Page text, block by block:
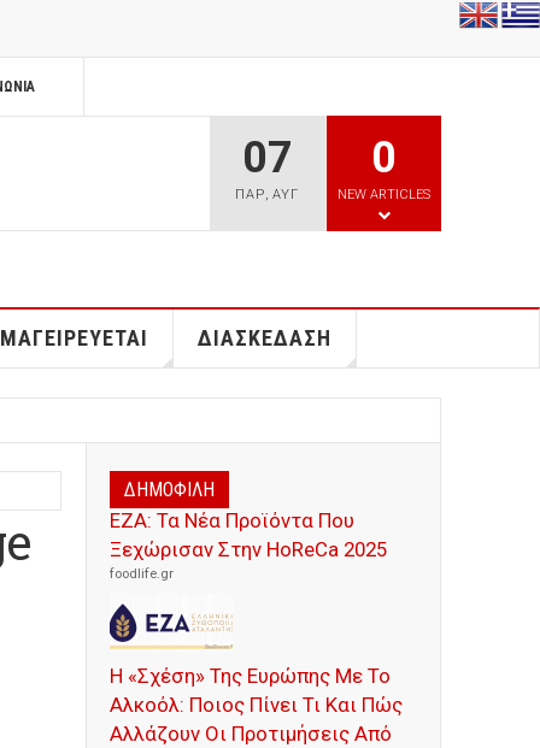
07
ΠΑΡ,ΑΥΓ
0
NEW ARTICLES
ΔΙΑΣΚΕΔΑΣΗ
ΔΗΜΟΦΙΛΗ
ΕΖΑ: Τα Νέα Προϊόντα Που
Ξεχώρισαν Στην HoReCa 2025
foodlife.gr
Η «Σχέση» Της Ευρώπης Με Το
Αλκοόλ: Ποιος Πίνει Τι Και Πώς
Αλλάζουν Οι Προτιμήσεις Από